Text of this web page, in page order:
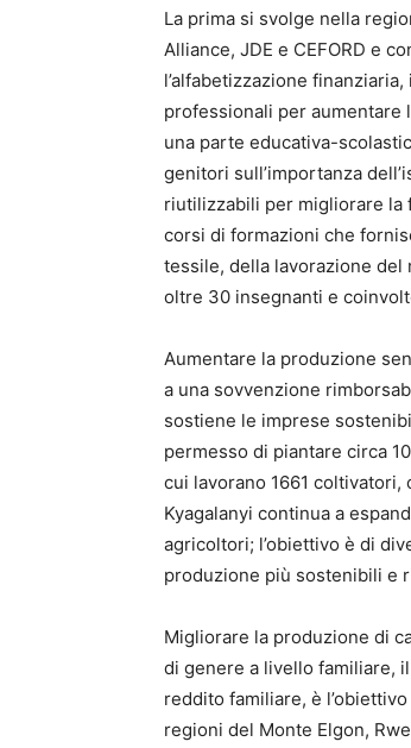
La prima si svolge nella
Alliance, JDE e CEFORD e
l’alfabetizzazione
professionali per aumentare
una parte educativa-
genitori sull’importanza
riutilizzabili per migliorare la
corsi di formazioni che
tessile, della lavorazione del
oltre 30 insegnanti e
Aumentare la produzione
a una sovvenzione
sostiene le imprese
permesso di piantare circa
cui lavorano 1661
Kyagalanyi continua a
agricoltori; l’obiettivo è di
produzione più sostenibili e
Migliorare la produzione di
di genere a livello familiare,
reddito familiare, è
regioni del Monte Elgon,